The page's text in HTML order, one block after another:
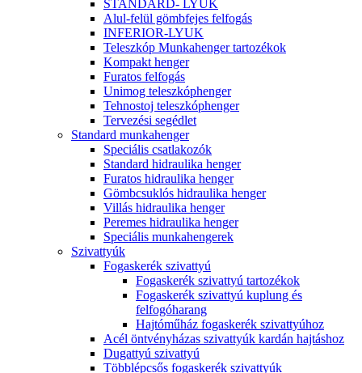
STANDARD- LYUK
Alul-felül gömbfejes felfogás
INFERIOR-LYUK
Teleszkóp Munkahenger tartozékok
Kompakt henger
Furatos felfogás
Unimog teleszkóphenger
Tehnostoj teleszkóphenger
Tervezési segédlet
Standard munkahenger
Speciális csatlakozók
Standard hidraulika henger
Furatos hidraulika henger
Gömbcsuklós hidraulika henger
Villás hidraulika henger
Peremes hidraulika henger
Speciális munkahengerek
Szivattyúk
Fogaskerék szivattyú
Fogaskerék szivattyú tartozékok
Fogaskerék szivattyú kuplung és
felfogóharang
Hajtóműház fogaskerék szivattyúhoz
Acél öntvényházas szivattyúk kardán hajtáshoz
Dugattyú szivattyú
Többlépcsős fogaskerék szivattyúk